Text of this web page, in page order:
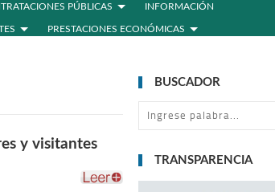
PÚBLICAS INFORMACIÓN
PRESTACIONES ECONÓMICAS
y visitantes
BUSCADOR
TRANSPARENCIA